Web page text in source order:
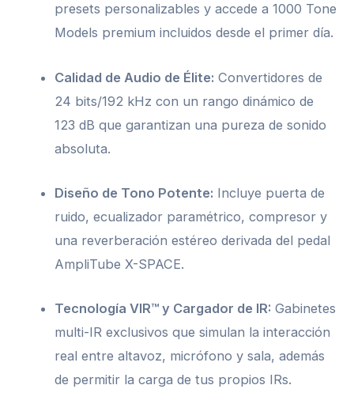
presets personalizables y accede a 1000 Tone
Models premium incluidos desde el primer día.
Calidad de Audio de Élite: Convertidores de
24 bits/192 kHz con un rango dinámico de
123 dB que garantizan una pureza de sonido
absoluta.
Diseño de Tono Potente: Incluye puerta de
ruido, ecualizador paramétrico, compresor y
una reverberación estéreo derivada del pedal
AmpliTube X-SPACE.
Tecnología VIR™ y Cargador de IR: Gabinetes
multi-IR exclusivos que simulan la interacción
real entre altavoz, micrófono y sala, además
de permitir la carga de tus propios IRs.